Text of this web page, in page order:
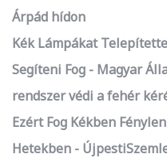
Árpád hídon
Kék Lámpákat
Segíteni Fog - Magyar
rendszer védi a fehér
Ezért Fog Kékben
Hetekben -